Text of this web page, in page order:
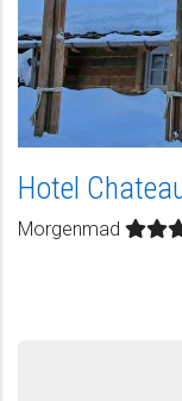
Hotel
Morgenmad